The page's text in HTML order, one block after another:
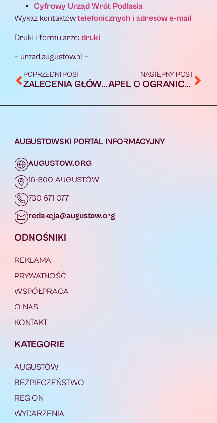
Cyfrowy Urząd Wrót Podlasia
Wykaz kontaktów telefonicznych i adresów e-mail
Druki i formularze: druki
– urzad.augustow.pl –
POPRZEDNI POST
ZALECENIA GŁÓWNEGO INSPEKTORA SANITARNEGO
NASTĘPNY POST
APEL O OGRANICZENIE WIZYT W WIKM W AUGUSTOWIE
AUGUSTOWSKI PORTAL INFORMACYJNY
AUGUSTOW.ORG
16-300 AUGUSTÓW
730 671 077
redakcja@augustow.org
ODNOŚNIKI
REKLAMA
PRYWATNOŚĆ
WSPÓŁPRACA
O NAS
KONTAKT
KATEGORIE
AUGUSTÓW
BEZPIECZEŃSTWO
REGION
WYDARZENIA